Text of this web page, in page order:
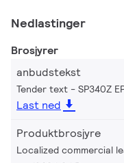
Nedlastinger
Brosjyrer
anbudstekst
Tender text - SP340Z
Last ned
Produktbrosjyre
Localized commercial